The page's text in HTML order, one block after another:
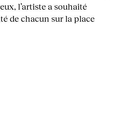
l’artiste a souhaité
de chacun sur la place